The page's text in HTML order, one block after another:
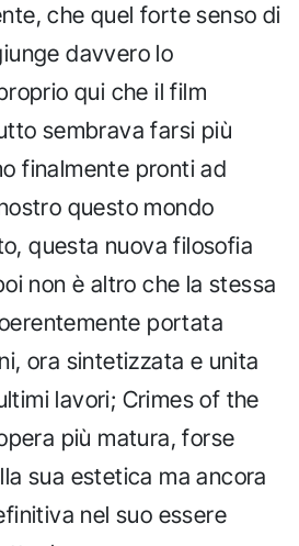
che quel forte senso di
davvero lo
qui che il film
sembrava farsi più
finalmente pronti ad
questo mondo
questa nuova filosofia
non è altro che la stessa
portata
ora sintetizzata e unita
lavori; Crimes of the
più matura, forse
sua estetica ma ancora
nel suo essere